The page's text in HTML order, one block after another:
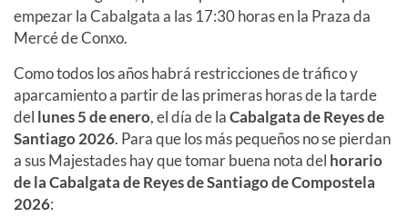
empezar la Cabalgata a las 17:30 horas en la Praza da
Mercé de Conxo.
Como todos los años habrá restricciones de tráfico y
aparcamiento a partir de las primeras horas de la tarde
del lunes 5 de enero, el día de laCabalgata de Reyes de
Santiago 2026. Para que los más pequeños no se pierdan
a sus Majestades hay que tomar buena nota del horario
de la Cabalgata de Reyes de Santiago de Compostela
2026: